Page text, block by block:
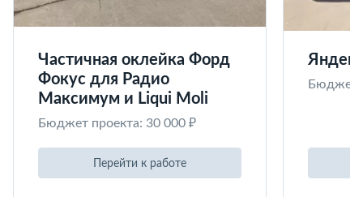
Частичная оклейка Форд
Фокус для Радио
Максимум и Liqui Moli
Бюджет проекта: 30 000 ₽
Перейти к работе
Бюджет